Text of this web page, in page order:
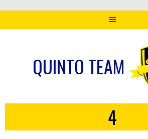
QUINTO TEAM
4